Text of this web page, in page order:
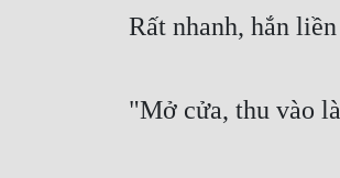
Rất nhanh, hắn
"Mở cửa, thu vào